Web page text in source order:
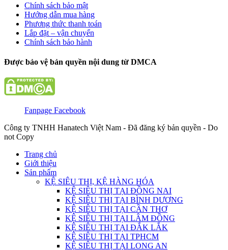
Chính sách bảo mật
Hướng dẫn mua hàng
Phương thức thanh toán
Lắp đặt – vận chuyển
Chính sách bảo hành
Được bảo vệ bản quyền nội dung từ DMCA
Fanpage Facebook
Công ty TNHH Hanatech Việt Nam - Đã đăng ký bản quyền - Do
not Copy
Trang chủ
Giới thiệu
Sản phẩm
KỆ SIÊU THỊ, KỆ HÀNG HÓA
KỆ SIÊU THỊ TẠI ĐỒNG NAI
KỆ SIÊU THỊ TẠI BÌNH DƯƠNG
KỆ SIÊU THỊ TẠI CẦN THƠ
KỆ SIÊU THỊ TẠI LÂM ĐỒNG
KỆ SIÊU THỊ TẠI ĐẮK LẮK
KỆ SIÊU THỊ TẠI TPHCM
KỆ SIÊU THỊ TẠI LONG AN